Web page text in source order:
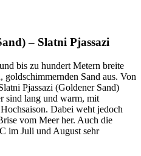
– Slatni Pjassazi
bis zu hundert Metern breite
goldschimmernden Sand aus. Von
Pjassazi (Goldener Sand)
sind lang und warm, mit
Dabei weht jedoch
vom Meer her. Auch die
im Juli und August sehr